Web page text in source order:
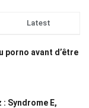
Latest
porno avant d’être
Syndrome E,